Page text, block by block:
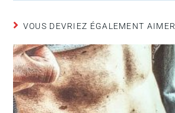
VOUS DEVRIEZ ÉGALEMENT AIMER